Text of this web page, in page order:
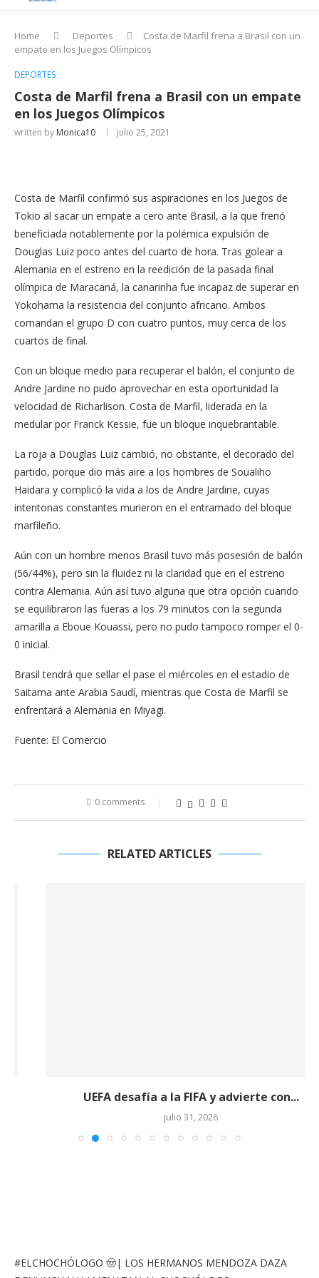
Home Deportes
Costa de Marfil frena a Brasil con un
empate en los Juegos Olímpicos
DEPORTES
Costa de Marfil frena a Brasil con un empate
en los Juegos Olímpicos
written by Monica10 julio 25, 2021
Costa de Marfil confirmó sus aspiraciones en los Juegos de
Tokio al sacar un empate a cero ante Brasil, a la que frenó
beneficiada notablemente por la polémica expulsión de
Douglas Luiz poco antes del cuarto de hora. Tras golear a
Alemania en el estreno en la reedición de la pasada final
olímpica de Maracaná, la canarinha fue incapaz de superar en
Yokohama la resistencia del conjunto africano. Ambos
comandan el grupo D con cuatro puntos, muy cerca de los
cuartos de final.
Con un bloque medio para recuperar el balón, el conjunto de
Andre Jardine no pudo aprovechar en esta oportunidad la
velocidad de Richarlison. Costa de Marfil, liderada en la
medular por Franck Kessie, fue un bloque inquebrantable.
La roja a Douglas Luiz cambió, no obstante, el decorado del
partido, porque dio más aire a los hombres de Soualiho
Haidara y complicó la vida a los de Andre Jardine, cuyas
intentonas constantes murieron en el entramado del bloque
marfileño.
Aún con un hombre menos Brasil tuvo más posesión de balón
(56/44%), pero sin la fluidez ni la claridad que en el estreno
contra Alemania. Aún así tuvo alguna que otra opción cuando
se equilibraron las fueras a los 79 minutos con la segunda
amarilla a Eboue Kouassi, pero no pudo tampoco romper el 0-
0 inicial.
Brasil tendrá que sellar el pase el miércoles en el estadio de
Saitama ante Arabia Saudí, mientras que Costa de Marfil se
enfrentará a Alemania en Miyagi.
Fuente: El Comercio
0 comments
RELATED ARTICLES
UEFA desafía a la FIFA y advierte con...
julio 31, 2026
#ELCHOCHÓLOGO 🤠| LOS HERMANOS MENDOZA DAZA